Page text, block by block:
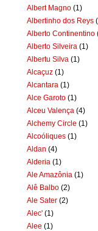
Albert Magno (1)
Albertinho dos Reys
Alberto Continentino
Alberto Silveira (1)
Albertu Silva (1)
Alcaçuz (1)
Alcantara (1)
Alce Garoto (1)
Alceu Valença (4)
Alchemy Circle (1)
Alcoóliques (1)
Aldan (4)
Alderia (1)
Ale Amazônia (1)
Alê Balbo (2)
Ale Sater (2)
Alec' (1)
Alee (1)